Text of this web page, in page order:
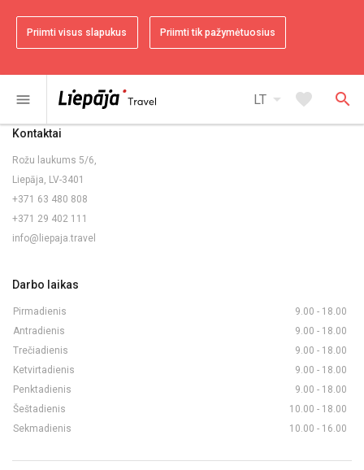
Priimti visus slapukus Priimti tik pažymėtuosius
menu LT arrow_drop_down favorite search
Naudingas
Žemėlapiai ir Brošiūros
Kontaktai
Rožu laukums 5/6,
Liepāja, LV-3401
+371 63 480 808
+371 29 402 111
info@liepaja.travel
Darbo laikas
Pirmadienis
9.00 - 18.00
Antradienis
9.00 - 18.00
Trečiadienis
9.00 - 18.00
Ketvirtadienis
9.00 - 18.00
Penktadienis
9.00 - 18.00
Šeštadienis
10.00 - 18.00
Sekmadienis
10.00 - 16.00